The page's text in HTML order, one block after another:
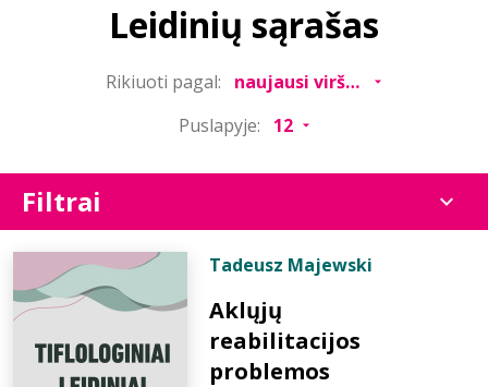
Leidinių sąrašas
Rikiuoti pagal:
Puslapyje:
Filtrai
Tadeusz Majewski
Aklųjų
reabilitacijos
problemos